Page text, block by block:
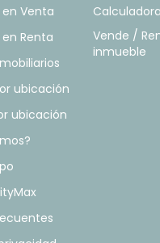
Venta
Renta
ubicación
ubicación
Vende /
inmueble